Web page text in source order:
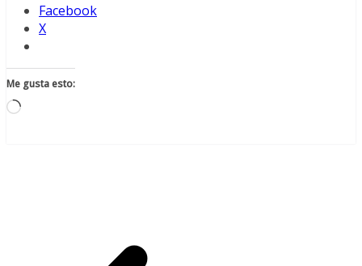
Facebook
X
Me gusta esto:
Cargando...